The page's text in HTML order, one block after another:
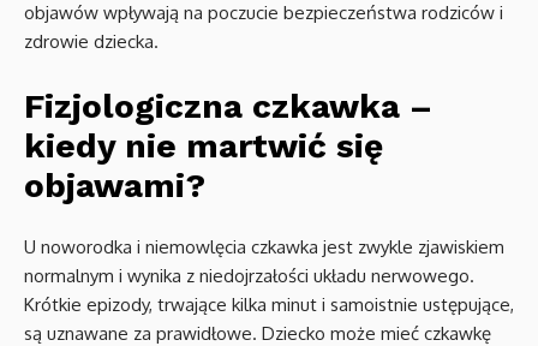
objawów wpływają na poczucie bezpieczeństwa rodziców i
zdrowie dziecka.
Fizjologiczna czkawka –
kiedy nie martwić się
objawami?
U noworodka i niemowlęcia czkawka jest zwykle zjawiskiem
normalnym i wynika z niedojrzałości układu nerwowego.
Krótkie epizody, trwające kilka minut i samoistnie ustępujące,
są uznawane za prawidłowe. Dziecko może mieć czkawkę